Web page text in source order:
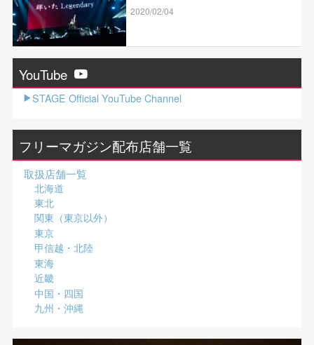
2020/02/04
YouTube
STAGE Official YouTube Channel
フリーマガジン配布店舗一覧
取扱店舗一覧
北海道
東北
関東（東京以外）
東京
甲信越・北陸
東海
近畿
中国・四国
九州・沖縄